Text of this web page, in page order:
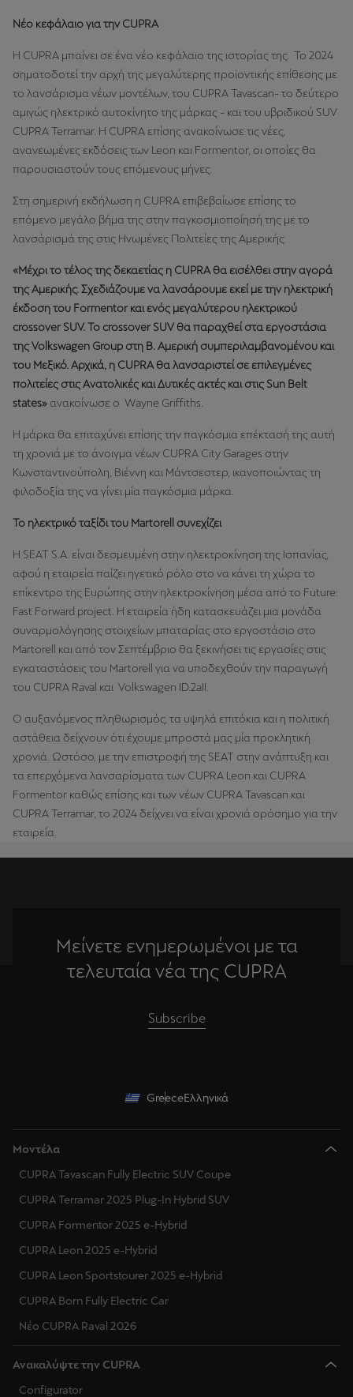
Νέο κεφάλαιο για την CUPRA
Η CUPRA μπαίνει σε ένα νέο κεφάλαιο της ιστορίας της. Το 2024
σηματοδοτεί την αρχή της μεγαλύτερης προϊοντικής επίθεσης με
το λανσάρισμα νέων μοντέλων, του CUPRA Tavascan- το δεύτερο
αμιγώς ηλεκτρικό αυτοκίνητο της μάρκας - και του υβριδικού SUV
CUPRA Terramar. Η CUPRA επίσης ανακοίνωσε τις νέες,
ανανεωμένες εκδόσεις των Leon και Formentor, οι οποίες θα
παρουσιαστούν τους επόμενους μήνες.
Στη σημερινή εκδήλωση η CUPRA επιβεβαίωσε επίσης το
επόμενο μεγάλο βήμα της στην παγκοσμιοποίησή της με το
λανσάρισμά της στις Ηνωμένες Πολιτείες της Αμερικής.
«Μέχρι το τέλος της δεκαετίας η CUPRA θα εισέλθει στην αγορά
της Αμερικής. Σχεδιάζουμε να λανσάρουμε εκεί με την ηλεκτρική
έκδοση του Formentor και ενός μεγαλύτερου ηλεκτρικού
crossover SUV. To crossover SUV θα παραχθεί στα εργοστάσια
της Volkswagen Group στη Β. Αμερική συμπεριλαμβανομένου και
του Μεξικό. Αρχικά, η CUPRA θα λανσαριστεί σε επιλεγμένες
πολιτείες στις Ανατολικές και Δυτικές ακτές και στις Sun Belt
states» ανακοίνωσε ο Wayne Griffiths.
Η μάρκα θα επιταχύνει επίσης την παγκόσμια επέκτασή της αυτή
τη χρονιά με το άνοιγμα νέων CUPRA City Garages στην
Κωνσταντινούπολη, Βιέννη και Μάντσεστερ, ικανοποιώντας τη
φιλοδοξία της να γίνει μία παγκόσμια μάρκα.
Το ηλεκτρικό ταξίδι του Martorell συνεχίζει
Η SEAT S.A. είναι δεσμευμένη στην ηλεκτροκίνηση της Ισπανίας,
αφού η εταιρεία παίζει ηγετικό ρόλο στο να κάνει τη χώρα το
επίκεντρο της Ευρώπης στην ηλεκτροκίνηση μέσα από το Future:
Fast Forward project. Η εταιρεία ήδη κατασκευάζει μια μονάδα
συναρμολόγησης στοιχείων μπαταρίας στο εργοστάσιο στο
Μartorell και από τον Σεπτέμβριο θα ξεκινήσει τις εργασίες στις
εγκαταστάσεις του Martorell για να υποδεχθούν την παραγωγή
του CUPRA Raval και Volkswagen ID.2aII.
Ο αυξανόμενος πληθωρισμός, τα υψηλά επιτόκια και η πολιτική
αστάθεια δείχνουν ότι έχουμε μπροστά μας μία προκλητική
χρονιά. Ωστόσο, με την επιστροφή της SEAT στην ανάπτυξη και
τα επερχόμενα λανσαρίσματα των CUPRA Leon και CUPRA
Formentor καθώς επίσης και των νέων CUPRA Tavascan και
CUPRA Terramar, το 2024 δείχνει να είναι χρονιά ορόσημο για την
εταιρεία.
Μείνετε ενημερωμένοι με τα
τελευταία νέα της CUPRA
Subscribe
GreeceΕλληνικά
Μοντέλα
CUPRA Tavascan Fully Electric SUV Coupe
CUPRA Terramar 2025 Plug-In Hybrid SUV
CUPRA Formentor 2025 e-Hybrid
CUPRA Leon 2025 e-Hybrid
CUPRA Leon Sportstourer 2025 e-Hybrid
CUPRA Born Fully Electric Car
Νέο CUPRA Raval 2026
Ανακαλύψτε την CUPRA
Configurator